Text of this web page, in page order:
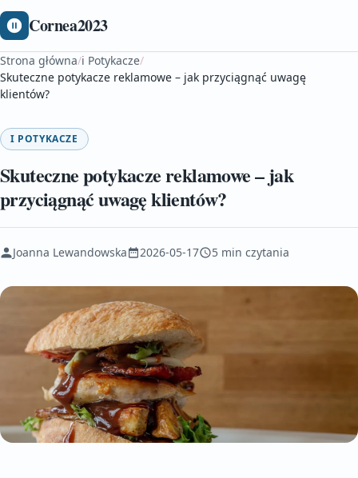
Cornea2023
Strona główna/i Potykacze/
Skuteczne potykacze reklamowe – jak przyciągnąć uwagę
klientów?
I POTYKACZE
Skuteczne potykacze reklamowe – jak
przyciągnąć uwagę klientów?
Joanna Lewandowska 2026-05-17 5 min czytania